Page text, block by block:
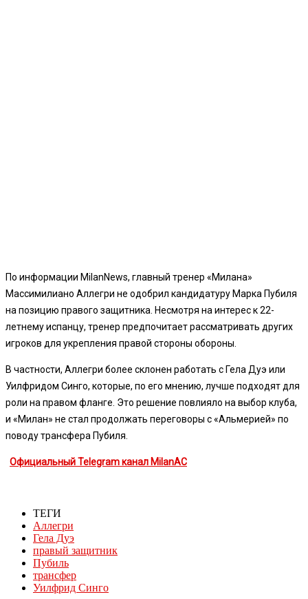
По информации MilanNews, главный тренер «Милана»
Массимилиано Аллегри не одобрил кандидатуру Марка Пубиля
на позицию правого защитника. Несмотря на интерес к 22-
летнему испанцу, тренер предпочитает рассматривать других
игроков для укрепления правой стороны обороны.
В частности, Аллегри более склонен работать с Гела Дуэ или
Уилфридом Синго, которые, по его мнению, лучше подходят для
роли на правом фланге. Это решение повлияло на выбор клуба,
и «Милан» не стал продолжать переговоры с «Альмерией» по
поводу трансфера Пубиля.
Официальный Telegram канал MilanAC
ТЕГИ
Аллегри
Гела Дуэ
правый защитник
Пубиль
трансфер
Уилфрид Синго